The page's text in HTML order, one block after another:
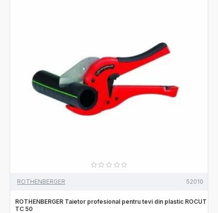
ROTHENBERGER 52010
ROTHENBERGER Taietor profesional pentru tevi din plastic ROCUT
TC 50